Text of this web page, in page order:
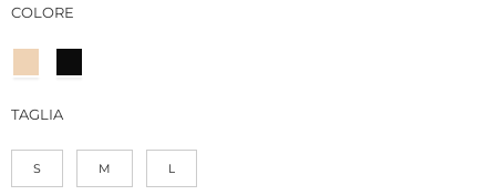
COLORE
TAGLIA
S M L